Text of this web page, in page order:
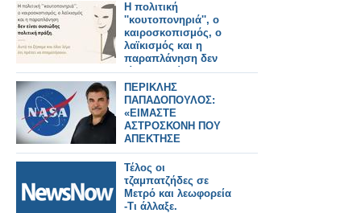
Η πολιτική
''κουτοπονηριά'', ο
καιροσκοπισμός, ο
λαϊκισμός και η
παραπλάνηση δεν
είναι ουσιώδης
πολιτική πράξη. Αυτά
τα ζήσαμε και όλοι
λέμε ότι πρέπει να
σταματήσουν.
ΠΕΡΙΚΛΗΣ
ΠΑΠΑΔΟΠΟΥΛΟΣ:
«ΕΙΜΑΣΤΕ
ΑΣΤΡΟΣΚΟΝΗ ΠΟΥ
ΑΠΕΚΤΗΣΕ
ΣΥΝΕΙΔΗΣΗ» – Ο
ΗΓΕΤΗΣ ΤΗΣ NASA
ΠΙΣΩ ΑΠΟ ΤΟ Artemis
II
Τέλος οι
τζαμπατζήδες σε
Μετρό και λεωφορεία
-Τι άλλαξε.